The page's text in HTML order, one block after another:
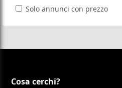
Solo annunci con prezzo
Cosa cerchi?